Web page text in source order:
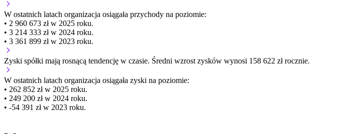
W ostatnich latach organizacja osiągała przychody na poziomie:
• 2 960 673 zł w 2025 roku.
• 3 214 333 zł w 2024 roku.
• 3 361 899 zł w 2023 roku.
Zyski spółki mają rosnącą tendencję w czasie. Średni wzrost zysków wynosi 158 622 zł rocznie.
W ostatnich latach organizacja osiągała zyski na poziomie:
• 262 852 zł w 2025 roku.
• 249 200 zł w 2024 roku.
• -54 391 zł w 2023 roku.